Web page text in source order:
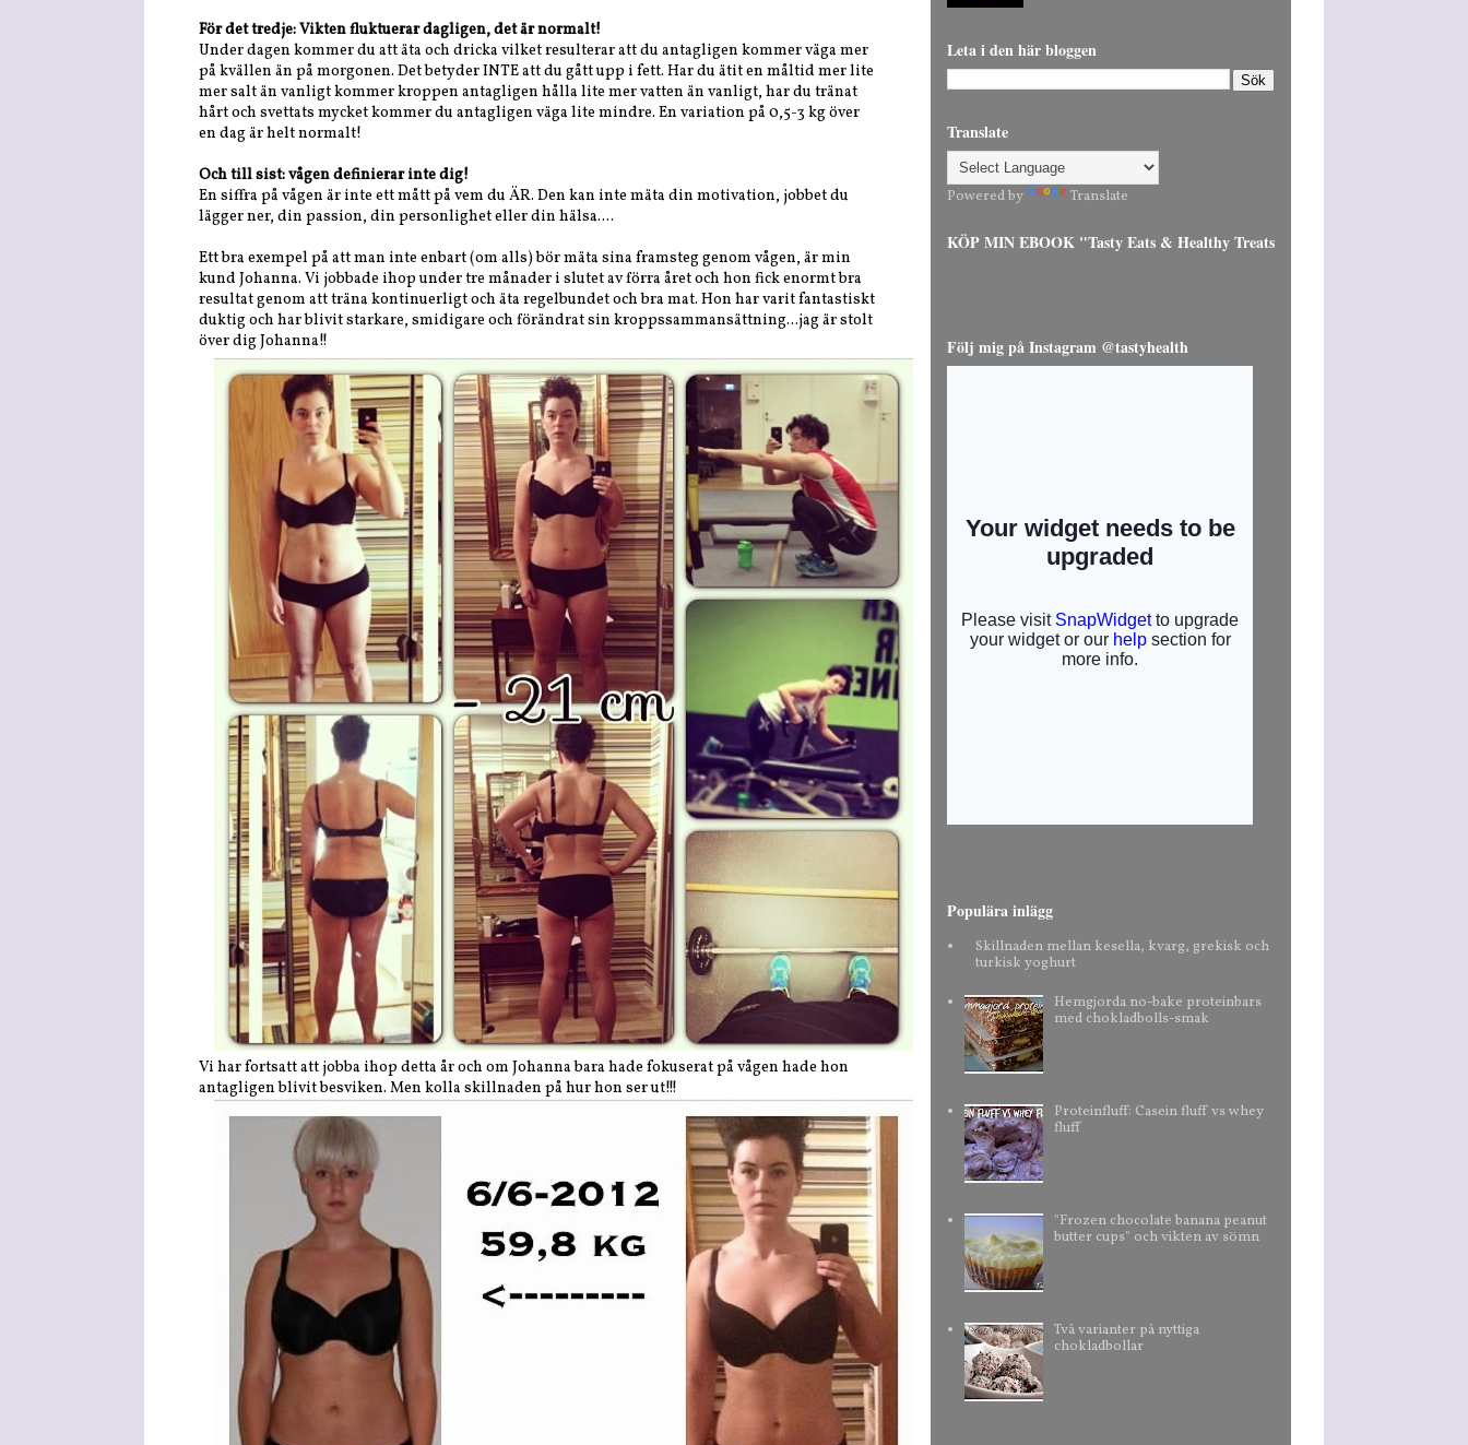
För det tredje: Vikten fluktuerar dagligen, det är normalt!
Under dagen kommer du att äta och dricka vilket resulterar att du antagligen kommer väga mer
på kvällen än på morgonen. Det betyder INTE att du gått upp i fett. Har du ätit en måltid mer lite
mer salt än vanligt kommer kroppen antagligen hålla lite mer vatten än vanligt, har du tränat
hårt och svettats mycket kommer du antagligen väga lite mindre. En variation på 0,5-3 kg över
en dag är helt normalt!
Och till sist: vågen definierar inte dig!
En siffra på vågen är inte ett mått på vem du ÄR. Den kan inte mäta din motivation, jobbet du
lägger ner, din passion, din personlighet eller din hälsa....
Ett bra exempel på att man inte enbart (om alls) bör mäta sina framsteg genom vågen, är min
kund Johanna. Vi jobbade ihop under tre månader i slutet av förra året och hon fick enormt bra
resultat genom att träna kontinuerligt och äta regelbundet och bra mat. Hon har varit fantastiskt
duktig och har blivit starkare, smidigare och förändrat sin kroppssammansättning...jag är stolt
över dig Johanna!!
Vi har fortsatt att jobba ihop detta år och om Johanna bara hade fokuserat på vågen hade hon
antagligen blivit besviken. Men kolla skillnaden på hur hon ser ut!!!
Leta i den här bloggen
Translate
Powered by Translate
KÖP MIN EBOOK "Tasty Eats & Healthy Treats
Följ mig på Instagram @tastyhealth
Populära inlägg
Skillnaden mellan kesella, kvarg, grekisk och
turkisk yoghurt
Hemgjorda no-bake proteinbars
med chokladbolls-smak
Proteinfluff: Casein fluff vs whey
fluff
"Frozen chocolate banana peanut
butter cups" och vikten av sömn
Två varianter på nyttiga
chokladbollar